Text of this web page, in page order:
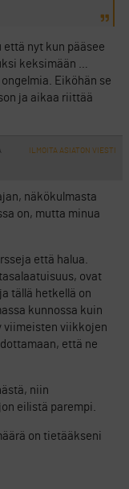
nyt kun pääsee
keksimään …
Eiköhän se
ja aikaa riittää
ILMOITA ASIATON VIESTI
näkökulmasta
on, mutta minua
että halua.
ovat
tällä hetkellä on
kunnossa kuin
viimeisten viikkojen
että ne
niin
eilistä parempi.
on tietääkseni